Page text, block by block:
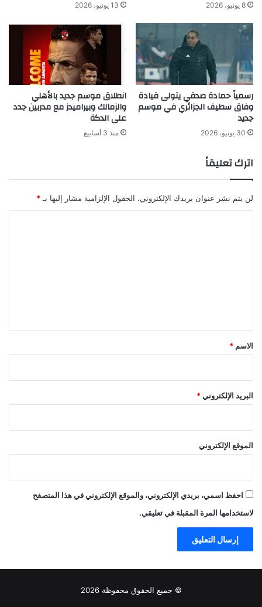
8 يونيو، 2026 13 يونيو، 2026
رسمياً حمادة صدقي يتولى قيادة
وفاق سطيف الجزائري في موسم
جديد
30 يونيو، 2026
انطلاق موسم جديد بالأهلي
والزمالك وبيراميدز مع مدربين جدد
على الدكة
منذ 3 أسابيع
اترك تعليقاً
لن يتم نشر عنوان بريدك الإلكتروني. الحقول الإلزامية مشار إليها بـ *
*
الاسم *
البريد الإلكتروني *
الموقع الإلكتروني
احفظ اسمي، بريدي الإلكتروني، والموقع الإلكتروني في هذا المتصفح
لاستخدامها المرة المقبلة في تعليقي.
© جميع الحقوق محفوظة 2026